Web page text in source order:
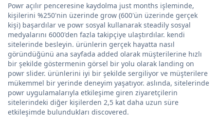
Powr açılır penceresine kaydolma just months işleminde,
kişilerini %250'nin üzerinde grow (600'ün üzerinde gerçek
kişi) başardılar ve powr sosyal kullanarak steadily sosyal
medyalarını 6000'den fazla takipçiye ulaştırdılar. kendi
sitelerinde besleyin. ürünlerin gerçek hayatta nasıl
göründüğünü ana sayfada added olarak müşterilerine hızlı
bir şekilde göstermenin görsel bir yolu olarak landing on
powr slider. ürünlerini iyi bir şekilde sergiliyor ve müşterilere
mükemmel bir yerinde deneyim yaşatıyor. aslında, sitelerinde
powr uygulamalarıyla etkileşime giren ziyaretçilerin
sitelerindeki diğer kişilerden 2,5 kat daha uzun süre
etkileşimde bulundukları discovered.